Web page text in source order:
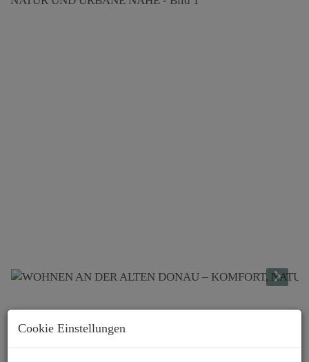
In deridyllischen Grünruhelagean der unteren Alten
Cookie Einstellungen